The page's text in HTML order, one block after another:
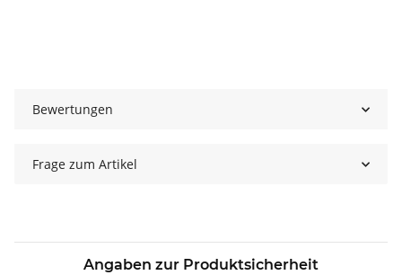
Bewertungen
Frage zum Artikel
Angaben zur Produktsicherheit